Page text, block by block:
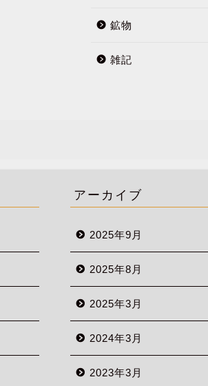
鉱物
雑記
アーカイブ
2025年9月
2025年8月
2025年3月
2024年3月
2023年3月